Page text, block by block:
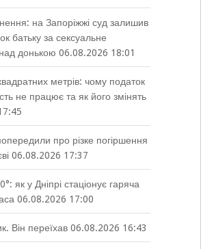
на Запоріжжі суд залишив
батьку за сексуальне
донькою 06.08.2026 18:01
метрів: чому податок
не працює та як його змінять
про різке погіршення
06.08.2026 17:37
як у Дніпрі стаціонує гаряча
06.08.2026 17:00
Він переїхав 06.08.2026 16:43